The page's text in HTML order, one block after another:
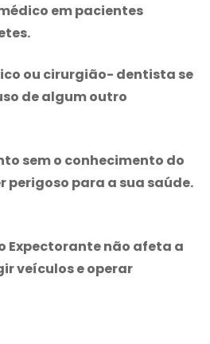
em pacientes
ou cirurgião- dentista se
de algum outro
sem o conhecimento do
perigoso para a sua saúde.
Expectorantenão afeta a
veículos e operar